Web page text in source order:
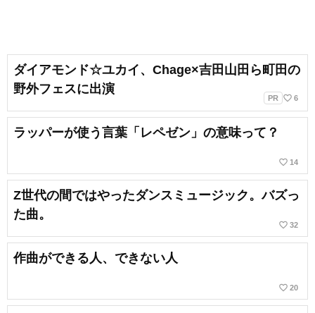
ダイアモンド☆ユカイ、Chage×吉田山田ら町田の
野外フェスに出演
PR favorite_border 6
ラッパーが使う言葉「レペゼン」の意味って？
favorite_border 14
Z世代の間ではやったダンスミュージック。バズっ
た曲。
favorite_border 32
作曲ができる人、できない人
favorite_border 20